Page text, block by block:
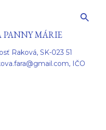
MÁRIE
Raková, SK-023 51
IČO